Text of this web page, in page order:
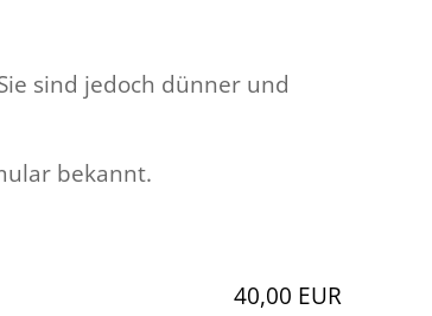
sind jedoch dünner und
bekannt.
40,00 EUR